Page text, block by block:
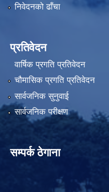
निवेदनको ढाँचा
प्रतिवेदन
वार्षिक प्रगति प्रतिवेदन
चौमासिक प्रगति प्रतिवेदन
सार्वजनिक सुनुवाई
सार्वजनिक परीक्षण
सम्पर्क ठेगाना